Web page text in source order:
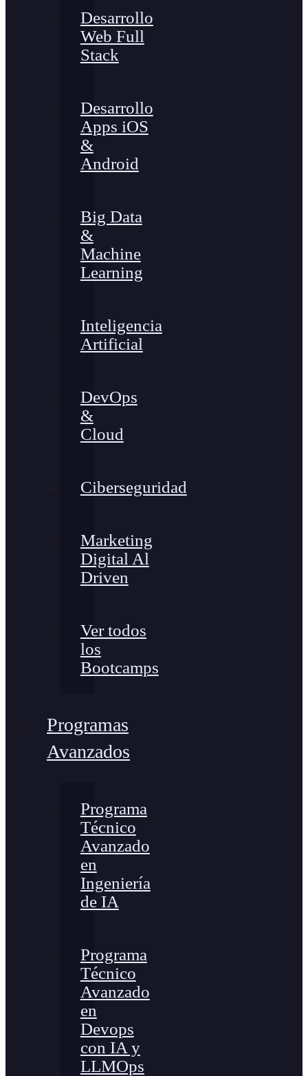
Desarrollo
Web Full
Stack
Desarrollo
Apps iOS
&
Android
Big Data
&
Machine
Learning
Inteligencia
Artificial
DevOps
&
Cloud
Ciberseguridad
Marketing
Digital Al
Driven
Ver todos
los
Bootcamps
Programas
Avanzados
Programa
Técnico
Avanzado
en
Ingeniería
de IA
Programa
Técnico
Avanzado
en
Devops
con IA y
LLMOps